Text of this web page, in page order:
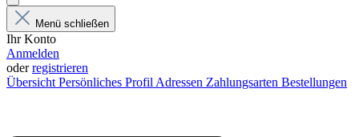
Menü schließen
Ihr Konto
Anmelden
oderregistrieren
Übersicht Persönliches Profil Adressen Zahlungsarten Bestellungen